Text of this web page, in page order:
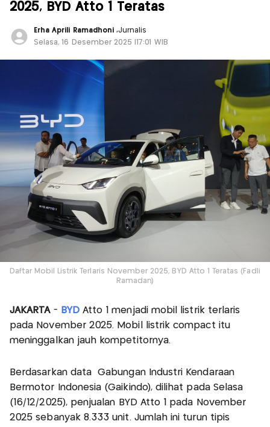
2025, BYD Atto 1 Teratas
Erha Aprili Ramadhoni,Jurnalis
Selasa, 16 Desember 2025 |17:01 WIB
Daftar Mobil Listrik Terlaris November 2025, BYD Atto 1 Teratas (Fadli
Ramadan)
JAKARTA- BYD Atto 1 menjadi mobil listrik terlaris
pada November 2025. Mobil listrik compact itu
meninggalkan jauh kompetitornya.
Berdasarkan data Gabungan Industri Kendaraan
Bermotor Indonesia (Gaikindo), dilihat pada Selasa
(16/12/2025), penjualan BYD Atto 1 pada November
2025 sebanyak 8.333 unit. Jumlah ini turun tipis